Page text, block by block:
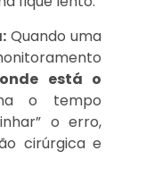
Quando uma
está o
o tempo
o erro,
cirúrgica e